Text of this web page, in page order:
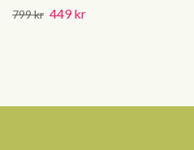
799 kr 449 kr